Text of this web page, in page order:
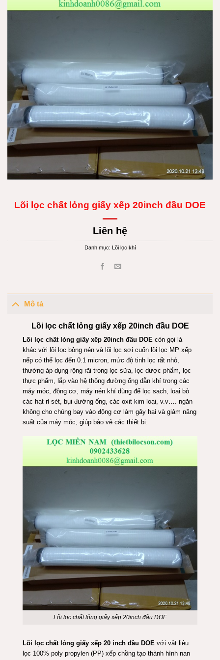
Lõi lọc chất lỏng giấy xếp 20inch đầu DOE
Liên hệ
Danh mục: Lõi lọc khí
Mô tả
Lõi lọc chất lỏng giấy xếp 20inch đầu DOE
Lõi lọc chất lỏng giấy xếp 20inch đầu DOEcòn gọi là
khác với lõi lọc bông nén và lõi lọc sợi cuốn lõi lọc MP xếp
nếp có thể lọc đến 0.1 micron, mức độ tinh lọc rất nhỏ,
thường áp dụng rộng rãi trong lọc sữa, lọc dược phẩm, lọc
thực phẩm, lắp vào hệ thống đường ống dẫn khí trong các
máy móc, động cơ, máy nén khí dùng để lọc sạch, loại bỏ
các hạt rỉ sét, bụi đường ống, các oxit kim loại, v.v…. ngăn
không cho chúng bay vào động cơ làm gây hại và giảm năng
suất của máy móc, giúp bảo vệ các thiết bị.
Lõi lọc chất lỏng giấy xếp 20inch đầu DOE
Lõi lọc chất lỏng giấy xếp 20 inch đầu DOE với vật liệu
lọc 100% poly propylen (PP) xếp chồng tạo thành hình nan